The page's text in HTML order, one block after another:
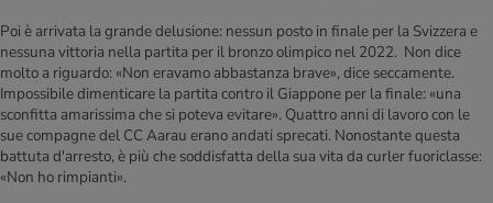
Poi è arrivata la grande delusione: nessun posto in finale per la Svizzera e
nessuna vittoria nella partita per il bronzo olimpico nel 2022. Non dice
molto a riguardo: «Non eravamo abbastanza brave», dice seccamente.
Impossibile dimenticare la partita contro il Giappone per la finale: «una
sconfitta amarissima che si poteva evitare». Quattro anni di lavoro con le
sue compagne del CC Aarau erano andati sprecati. Nonostante questa
battuta d'arresto, è più che soddisfatta della sua vita da curler fuoriclasse:
«Non ho rimpianti».